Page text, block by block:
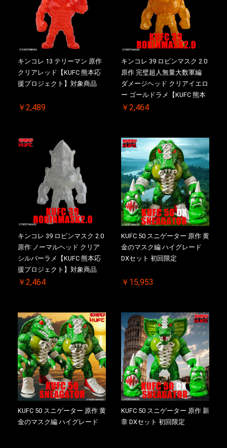
キンコレ 13 テリーマン 原作
クリアレッド【KUFC 熊本応
援プロジェクト】対象商品
￥2,489
キンコレ 39 ロビンマスク 2.0
原作 完璧超人無量大数軍編
ダメージヘッド クリアイエロ
ー ゴールドラメ【KUFC 熊本
応援プロジェクト】対象商品
￥2,464
キンコレ 39 ロビンマスク 2.0
原作 ノーマルヘッド クリア
シルバーラメ【KUFC 熊本応
援プロジェクト】対象商品
￥2,464
KUFC 50 スニゲーター 原作 黄
金のマスク編 ハイグレード
DXセット 初回限定
￥15,953
KUFC 50 スニゲーター 原作 黄
金のマスク編 ハイグレード
KUFC 50 スニゲーター 原作 新
章 DXセット 初回限定